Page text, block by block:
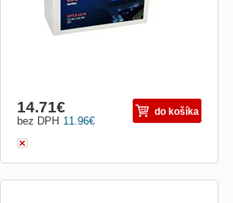
11.96€
bez DPH
14.71€ do košíka